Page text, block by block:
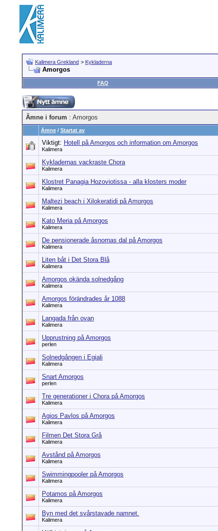
Kalimera Grekland > Kykladerna
Amorgos
FAQ
Ämne i forum : Amorgos
Ämne / Startat av
Viktigt: Hotell på Amorgos och information om Amorgos
Kalimera
Kykladernas vackraste Chora
Kalimera
Klostret Panagia Hozoviotissa - alla klosters moder
Kalimera
Maltezi beach i Xilokeratidi på Amorgos
Kalimera
Kato Meria på Amorgos
Kalimera
De pensionerade åsnornas dal på Amorgos
Kalimera
Liten båt i Det Stora Blå
Kalimera
Amorgos okända solnedgång
Kalimera
Amorgos förändrades år 1088
Kalimera
Langada från ovan
Kalimera
Upprustning på Amorgos
perlen
Solnedgången i Egiali
Kalimera
Snart Amorgos
perlen
Tre generationer i Chora på Amorgos
Kalimera
Agios Pavlos på Amorgos
Kalimera
Filmen Det Stora Grå
Kalimera
Avstånd på Amorgos
Kalimera
Swimmingpooler på Amorgos
Kalimera
Potamos på Amorgos
Kalimera
Byn med det svårstavade namnet.
Kalimera